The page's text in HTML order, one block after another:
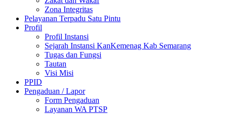
Zona Integritas
Pelayanan Terpadu Satu Pintu
Profil
Profil Instansi
Sejarah Instansi KanKemenag Kab Semarang
Tugas dan Fungsi
Tautan
Visi Misi
PPID
Pengaduan / Lapor
Form Pengaduan
Layanan WA PTSP